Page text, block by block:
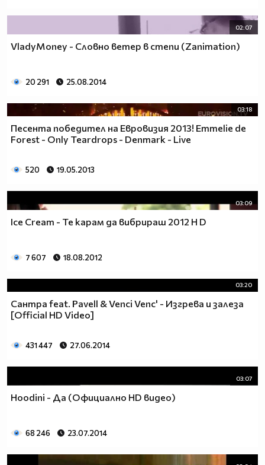
02:07
VladyMoney - Словно ветер в степи (Zanimation)
20 291 25.08.2014
03:18
Песента победител на Евровизия 2013! Emmelie de
Forest - Only Teardrops - Denmark - Live
520 19.05.2013
03:09
Ice Cream - Те карам да вибрираш 2012 H D
7 607 18.08.2012
03:20
Сантра feat. Pavell & Venci Venc' - Изгрева и залеза
[Official HD Video]
431 447 27.06.2014
03:07
Hoodini - Да (Официално HD видео)
68 246 23.07.2014